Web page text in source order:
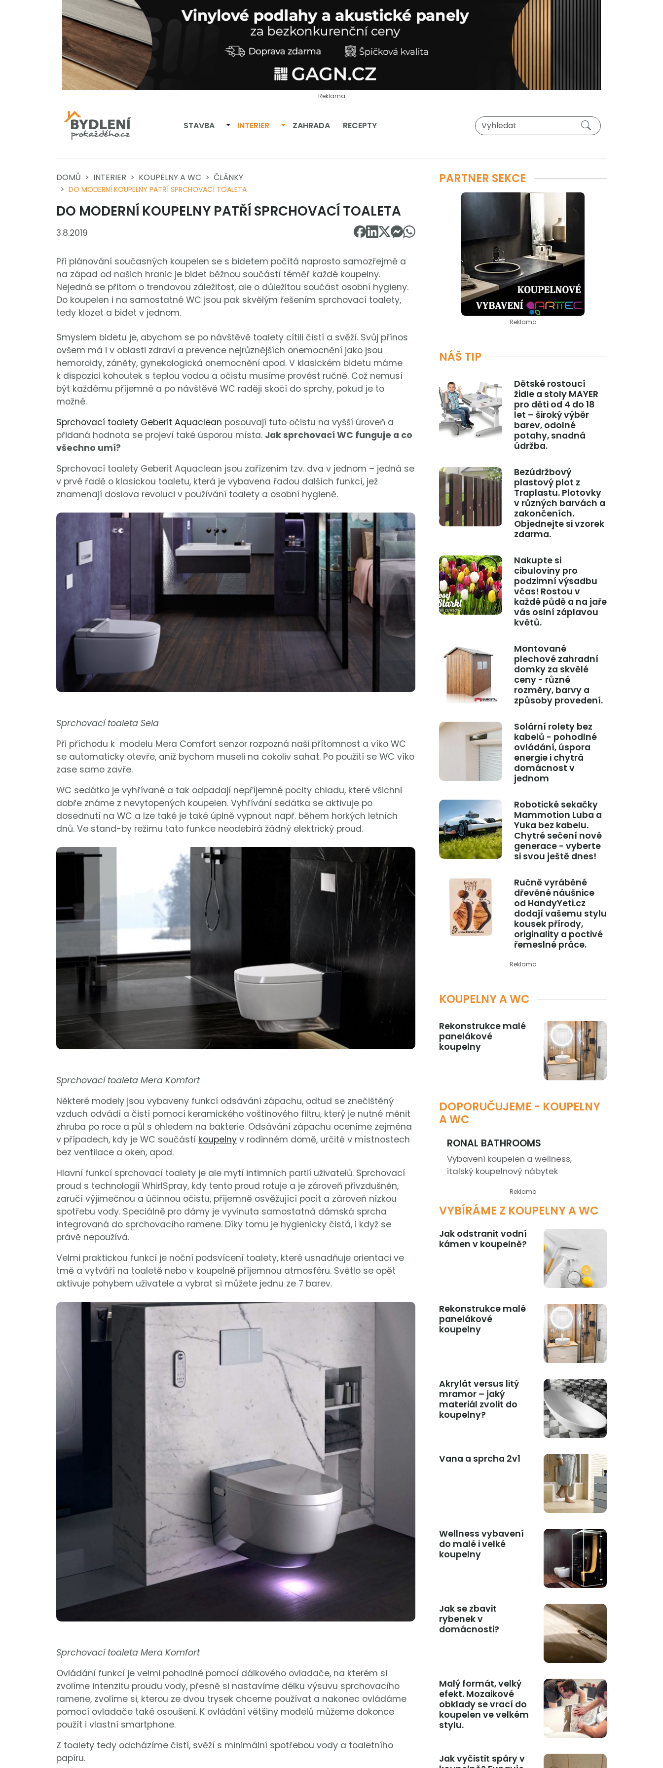
Reklama
STAVBA Přepnout dropdown
INTERIER Přepnout dropdown
ZAHRADA RECEPTY
DOMŮ INTERIER KOUPELNY A WC ČLÁNKY
DO MODERNÍ KOUPELNY PATŘÍ SPRCHOVACÍ TOALETA
DO MODERNÍ KOUPELNY PATŘÍ SPRCHOVACÍ TOALETA
3.8.2019
Při plánování současných koupelen se s bidetem počítá naprosto samozřejmě a
na západ od našich hranic je bidet běžnou součástí téměř každé koupelny.
Nejedná se přitom o trendovou záležitost, ale o důležitou součást osobní hygieny.
Do koupelen i na samostatné WC jsou pak skvělým řešením sprchovací toalety,
tedy klozet a bidet v jednom.
Smyslem bidetu je, abychom se po návštěvě toalety cítili čistí a svěží. Svůj přínos
ovšem má i v oblasti zdraví a prevence nejrůznějších onemocnění jako jsou
hemoroidy, záněty, gynekologická onemocnění apod. V klasickém bidetu máme
k dispozici kohoutek s teplou vodou a očistu musíme provést ručně. Což nemusí
být každému příjemné a po návštěvě WC raději skočí do sprchy, pokud je to
možné.
Sprchovací toalety Geberit Aquaclean posouvají tuto očistu na vyšší úroveň a
přidaná hodnota se projeví také úsporou místa. Jak sprchovací WC funguje a co
všechno umí?
Sprchovací toalety Geberit Aquaclean jsou zařízením tzv. dva v jednom – jedná se
v prvé řadě o klasickou toaletu, která je vybavena řadou dalších funkcí, jež
znamenají doslova revoluci v používání toalety a osobní hygieně.
Sprchovací toaleta Sela
Při příchodu k modelu Mera Comfort senzor rozpozná naši přítomnost a víko WC
se automaticky otevře, aniž bychom museli na cokoliv sahat. Po použití se WC víko
zase samo zavře.
WC sedátko je vyhřívané a tak odpadají nepříjemné pocity chladu, které všichni
dobře známe z nevytopených koupelen. Vyhřívání sedátka se aktivuje po
dosednutí na WC a lze také je také úplně vypnout např. během horkých letních
dnů. Ve stand-by režimu tato funkce neodebírá žádný elektrický proud.
Sprchovací toaleta Mera Komfort
Některé modely jsou vybaveny funkcí odsávání zápachu, odtud se znečištěný
vzduch odvádí a čistí pomocí keramického voštinového filtru, který je nutné měnit
zhruba po roce a půl s ohledem na bakterie. Odsávání zápachu oceníme zejména
v případech, kdy je WC součástí koupelny v rodinném domě, určitě v místnostech
bez ventilace a oken, apod.
Hlavní funkcí sprchovací toalety je ale mytí intimních partií uživatelů. Sprchovací
proud s technologií WhirlSpray, kdy tento proud rotuje a je zároveň přivzdušněn,
zaručí výjimečnou a účinnou očistu, příjemně osvěžující pocit a zároveň nízkou
spotřebu vody. Speciálně pro dámy je vyvinuta samostatná dámská sprcha
integrovaná do sprchovacího ramene. Díky tomu je hygienicky čistá, i když se
právě nepoužívá.
Velmi praktickou funkcí je noční podsvícení toalety, které usnadňuje orientaci ve
tmě a vytváří na toaletě nebo v koupelně příjemnou atmosféru. Světlo se opět
aktivuje pohybem uživatele a vybrat si můžete jednu ze 7 barev.
Sprchovací toaleta Mera Komfort
Ovládání funkcí je velmi pohodlné pomocí dálkového ovladače, na kterém si
zvolíme intenzitu proudu vody, přesně si nastavíme délku výsuvu sprchovacího
ramene, zvolíme si, kterou ze dvou trysek chceme používat a nakonec ovládáme
pomocí ovladače také osoušení. K ovládání většiny modelů můžeme dokonce
použít i vlastní smartphone.
Z toalety tedy odcházíme čistí, svěží s minimální spotřebou vody a toaletního
papíru.
PARTNER SEKCE
Reklama
NÁŠ TIP
Dětské rostoucí
židle a stoly MAYER
pro děti od 4 do 18
let – široký výběr
barev, odolné
potahy, snadná
údržba.
Bezúdržbový
plastový plot z
Traplastu. Plotovky
v různých barvách a
zakončeních.
Objednejte si vzorek
zdarma.
Nakupte si
cibuloviny pro
podzimní výsadbu
včas! Rostou v
každé půdě a na jaře
vás oslní záplavou
květů.
Montované
plechové zahradní
domky za skvělé
ceny - různé
rozměry, barvy a
způsoby provedení.
Solární rolety bez
kabelů - pohodlné
ovládání, úspora
energie i chytrá
domácnost v
jednom
Robotické sekačky
Mammotion Luba a
Yuka bez kabelu.
Chytré sečení nové
generace - vyberte
si svou ještě dnes!
Ručně vyráběné
dřevěné náušnice
od HandyYeti.cz
dodají vašemu stylu
kousek přírody,
originality a poctivé
řemeslné práce.
Reklama
KOUPELNY A WC
Rekonstrukce malé
panelákové
koupelny
DOPORUČUJEME - KOUPELNY
A WC
RONAL BATHROOMS
Vybavení koupelen a wellness,
italský koupelnový nábytek
Reklama
VYBÍRÁME Z KOUPELNY A WC
Jak odstranit vodní
kámen v koupelně?
Rekonstrukce malé
panelákové
koupelny
Akrylát versus litý
mramor – jaký
materiál zvolit do
koupelny?
Vana a sprcha 2v1
Wellness vybavení
do malé i velké
koupelny
Jak se zbavit
rybenek v
domácnosti?
Malý formát, velký
efekt. Mozaikové
obklady se vrací do
koupelen ve velkém
stylu.
Jak vyčistit spáry v